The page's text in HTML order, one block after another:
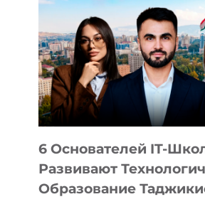
ВИДА
НОВОГО
УСТРОЙСТВА
ОТ
OPENAI
6 Основателей IT-
Развивают
Образование